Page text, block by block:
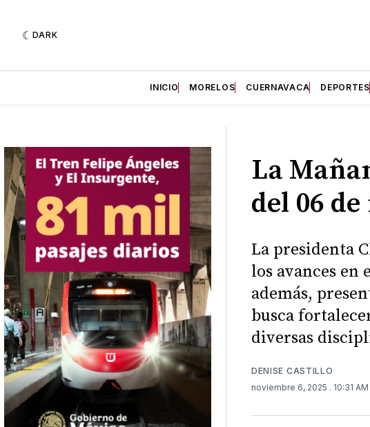
DARK
INICIO MORELOS CUERNAVACA DEPORTES
La
del 06
La presidenta
los avances en
además,
busca
diversas
DENISE CASTILLO
noviembre 6, 2025 . 10:31 AM